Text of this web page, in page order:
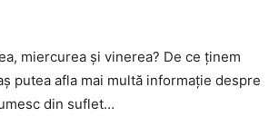
miercurea și vinerea? De ce ținem
putea afla mai multă informație despre
din suflet…